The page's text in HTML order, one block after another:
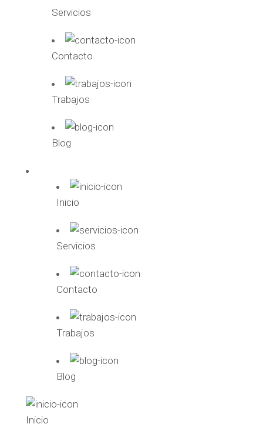
Servicios
Contacto
Trabajos
Blog
Inicio
Servicios
Contacto
Trabajos
Blog
Inicio